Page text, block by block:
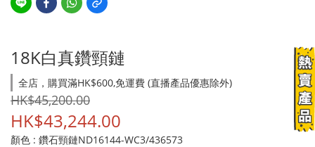
18K白真鑽頸鏈
全店，購買滿HK$600,免運費 (直播產品優惠除外)
HK$45,200.00
HK$43,244.00
顏色 : 鑽石頸鏈ND16144-WC3/436573